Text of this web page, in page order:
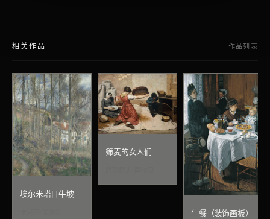
相关作品 作品列表
埃尔米塔日牛坡
筛麦的女人们
午餐（装饰画板）